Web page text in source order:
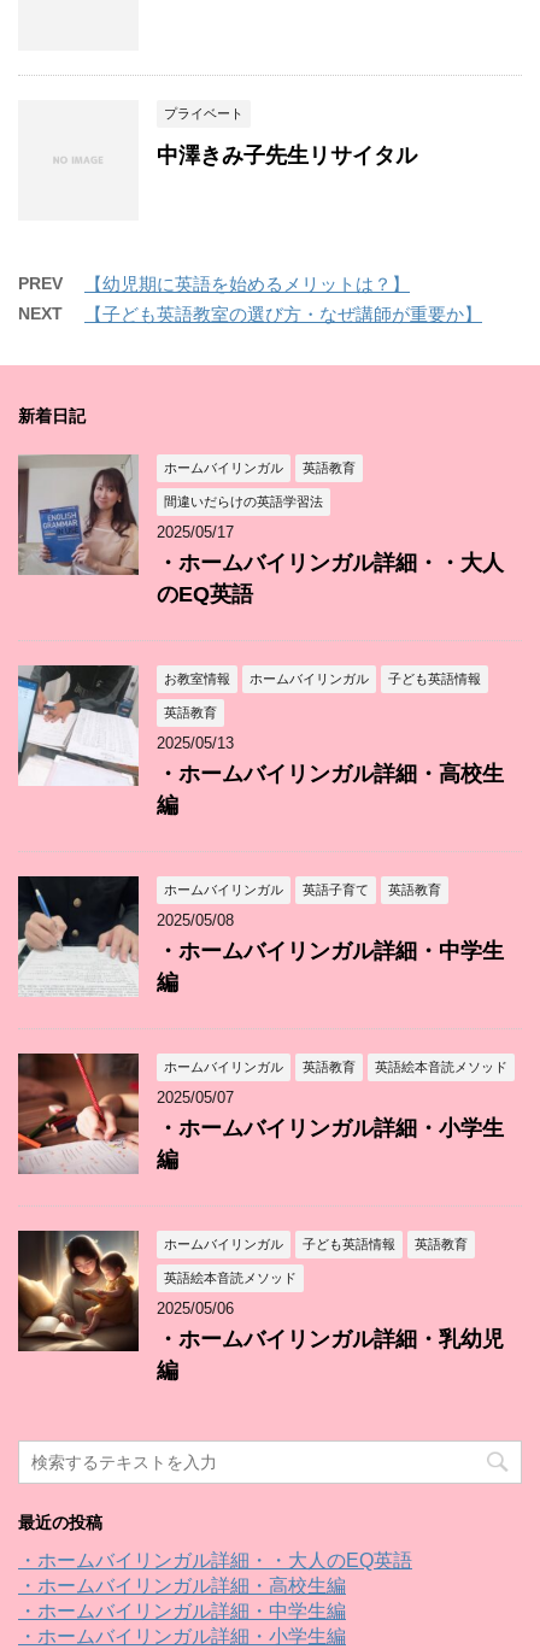
プライベート
中澤きみ子先生リサイタル
PREV 【幼児期に英語を始めるメリットは？】
NEXT 【子ども英語教室の選び方・なぜ講師が重要か】
新着日記
ホームバイリンガル 英語教育
間違いだらけの英語学習法
2025/05/17
・ホームバイリンガル詳細・・大人
のEQ英語
お教室情報 ホームバイリンガル 子ども英語情報
英語教育
2025/05/13
・ホームバイリンガル詳細・高校生
編
ホームバイリンガル 英語子育て 英語教育
2025/05/08
・ホームバイリンガル詳細・中学生
編
ホームバイリンガル 英語教育 英語絵本音読メソッド
2025/05/07
・ホームバイリンガル詳細・小学生
編
ホームバイリンガル 子ども英語情報 英語教育
英語絵本音読メソッド
2025/05/06
・ホームバイリンガル詳細・乳幼児
編
最近の投稿
・ホームバイリンガル詳細・・大人のEQ英語
・ホームバイリンガル詳細・高校生編
・ホームバイリンガル詳細・中学生編
・ホームバイリンガル詳細・小学生編